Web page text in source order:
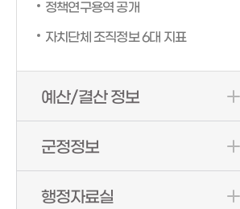
정책연구용역 공개
자치단체 조직정보 6대 지표
예산/결산 정보
군정정보
행정자료실